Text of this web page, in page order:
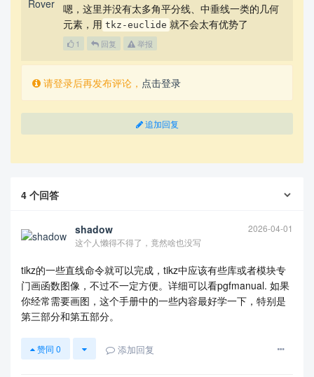
嗯，这里并没有太多角平分线、中垂线一类的几何
元素，用 tkz-euclide 就不会太有优势了
1 回复 举报
请登录后再发布评论， 点击登录
追加回复
4 个回答
shadow
2026-04-01
这个人懒得不得了，竟然啥也没写
tikz的一些直线命令就可以完成，tikz中应该有些库或者模块专
门画函数图像，不过不一定方便。详细可以看pgfmanual. 如果
你经常需要画图，这个手册中的一些内容最好学一下，特别是
第三部分和第五部分。
赞同 0 添加回复